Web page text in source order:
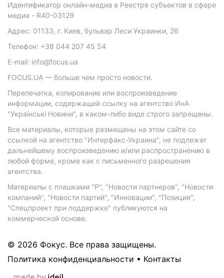
Идентификатор онлайн-медиа в Реестре субъектов в сфере
медиа - R40-03129
Адрес: 01133, г. Киев, бульвар Леси Украинки, 26
Телефон: +38 044 207 45 54
E-mail: info@focus.ua
FOCUS.UA — больше чем просто новости.
Перепечатка, копирование или воспроизведение
информации, содержащей ссылку на агентство ИнА
"Українські Новини", в каком-либо виде строго запрещены.
Все материалы, которые размещены на этом сайте со
ссылкой на агентство "Интерфакс-Украина", не подлежат
дальнейшему воспроизведению и/или распространению в
любой форме, кроме как с письменного разрешения
агентства.
Материалы с плашками "Р", "Новости партнеров", "Новости
компаний", "Новости партий", "Инновации", "Позиция",
"Спецпроект при поддержке" публикуются на
коммерческой основе.
© 2026 Фокус. Все права защищены.
Политика конфиденциальности • Контакты